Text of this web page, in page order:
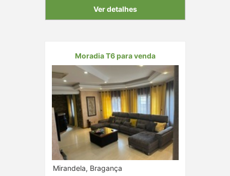
Ver detalhes
Moradia T6 para venda
Mirandela, Bragança